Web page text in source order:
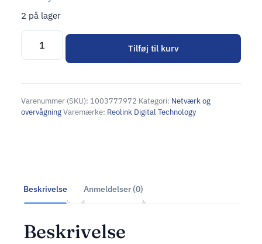
2 på lager
Tilføj til kurv
Alternative:
Varenummer (SKU): 1003777972 Kategori: Netværk og
overvågningVaremærke: Reolink Digital Technology
Beskrivelse Anmeldelser (0)
Beskrivelse